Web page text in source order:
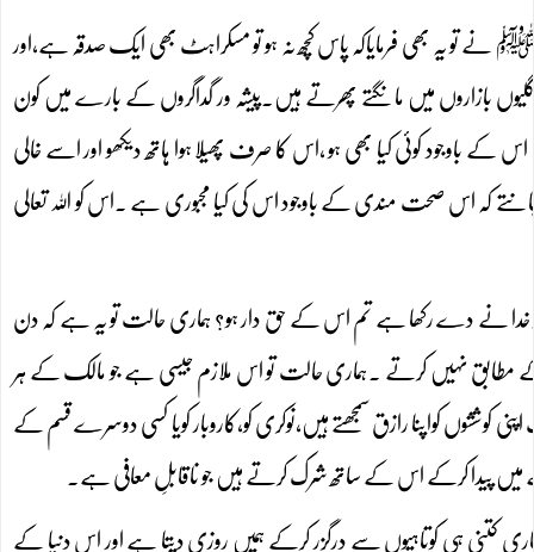
نے تو یہ بھی فرمایاکہ پاس کچھ نہ ہو تو مسکراہٹ بھی ایک صدقہ ہے،اور
گلیوں بازاروں میں مانگتے پھرتے ہیں۔پیشہ ور گداگروں کے بارے میں کون
کے باوجود کوئی کیا بھی ہو ،اس کا صرف پھیلا ہوا ہاتھ دیکھو اور اسے خالی
کہ اس صحت مندی کے باوجود اس کی کیا مجبوری ہے ۔اس کو اللہ تعالی
جو خدا نے دے رکھا ہے تم اس کے حق دار ہو؟ ہماری حالت تو یہ ہے کہ دن
مطابق نہیں کرتے ۔ہماری حالت تو اس ملازم جیسی ہے جو مالک کے ہر
کوششوں کواپنا رازق سمجھتے ہیں،نوکری کو،کاروبار کویا کسی دوسرے قسم کے
پیدا کرکے اس کے ساتھ شرک کرتے ہیں جو ناقابلِ معافی ہے۔
کتنی ہی کوتاہیوں سے درگزر کرکے ہمیں روزی دیتا ہے اور اس دنیا کے